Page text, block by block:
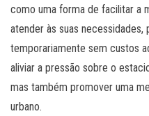
como uma forma de facilitar a
atender às suas
temporariamente sem custos
aliviar a pressão sobre o
mas também promover uma
urbano.